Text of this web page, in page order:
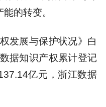
的转变。
发展与保护状况》白
据知识产权累计登记
亿元，浙江数据